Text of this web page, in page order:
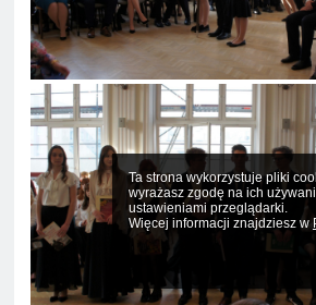
Ta strona wykorzystuje pliki
wyrażasz zgodę na ich
ustawieniami przeglądarki.
Więcej informacji znajdziesz w